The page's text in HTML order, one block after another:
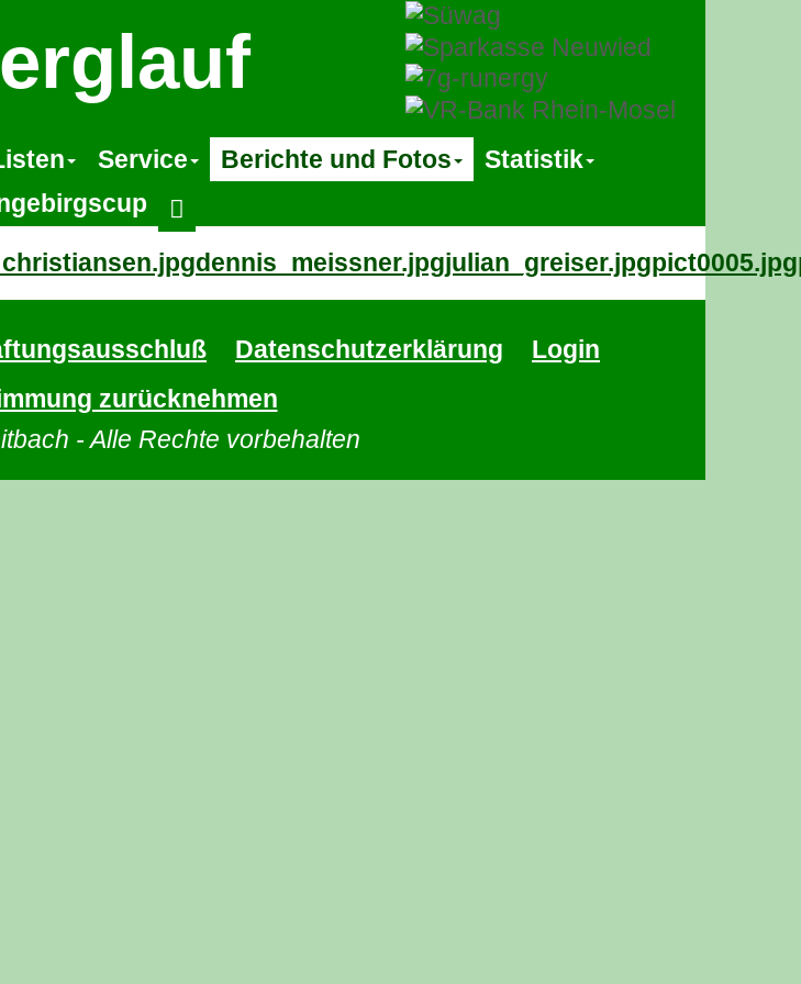
Service Berichte und Fotos
Statistik
dennis_meissner.jpgjulian_greiser.jpgpict0005.jpg
Datenschutzerklärung
Login
zurücknehmen
- Alle Rechte vorbehalten